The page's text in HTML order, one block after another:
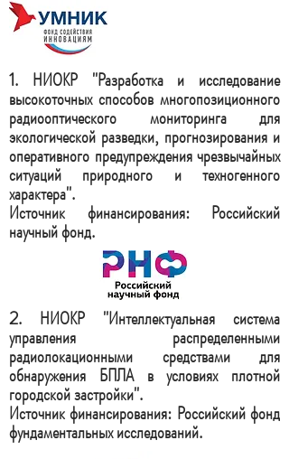
1. НИОКР "Разработка и исследование
высокоточных способов многопозиционного
радиооптического мониторинга для
экологической разведки, прогнозирования и
оперативного предупреждения чрезвычайных
ситуаций природного и техногенного
характера".
Источник финансирования: Российский
научный фонд.
2. НИОКР "Интеллектуальная система
управления распределенными
радиолокационными средствами для
обнаружения БПЛА в условиях плотной
городской застройки".
Источник финансирования: Российский фонд
фундаментальных исследований.